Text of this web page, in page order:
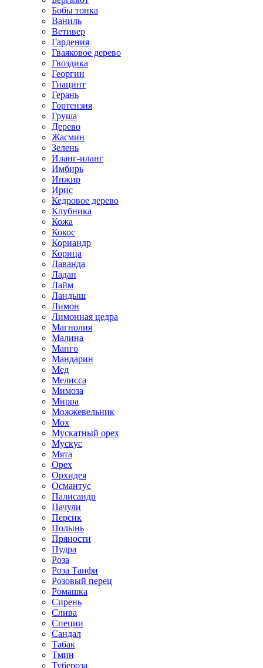
Бобы тонка
Ваниль
Ветивер
Гардения
Гваяковое дерево
Гвоздика
Георгин
Гиацинт
Герань
Гортензия
Груша
Дерево
Жасмин
Зелень
Иланг-иланг
Имбирь
Инжир
Ирис
Кедровое дерево
Клубника
Кожа
Кокос
Кориандр
Корица
Лаванда
Ладан
Лайм
Ландыш
Лимон
Лимонная цедра
Магнолия
Малина
Манго
Мандарин
Мед
Мелисса
Мимоза
Мирра
Можжевельник
Мох
Мускатный орех
Мускус
Мята
Орех
Орхидея
Османтус
Палисандр
Пачули
Персик
Полынь
Пряности
Пудра
Роза
Роза Таифи
Розовый перец
Ромашка
Сирень
Слива
Специи
Сандал
Табак
Тмин
Тубероза